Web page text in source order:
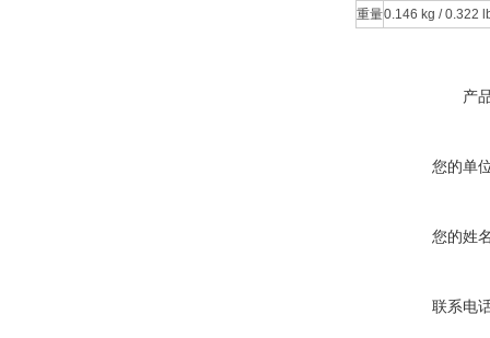
重量0.146 kg / 0.322
产
您的单
您的姓
联系电